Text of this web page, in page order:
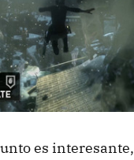
es interesante,